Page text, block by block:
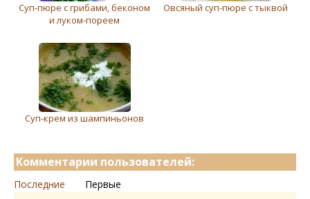
Суп-пюре с грибами, беконом
и луком-пореем
Овсяный суп-пюре с тыквой
Суп-крем из шампиньонов
Комментарии пользователей:
Последние Первые